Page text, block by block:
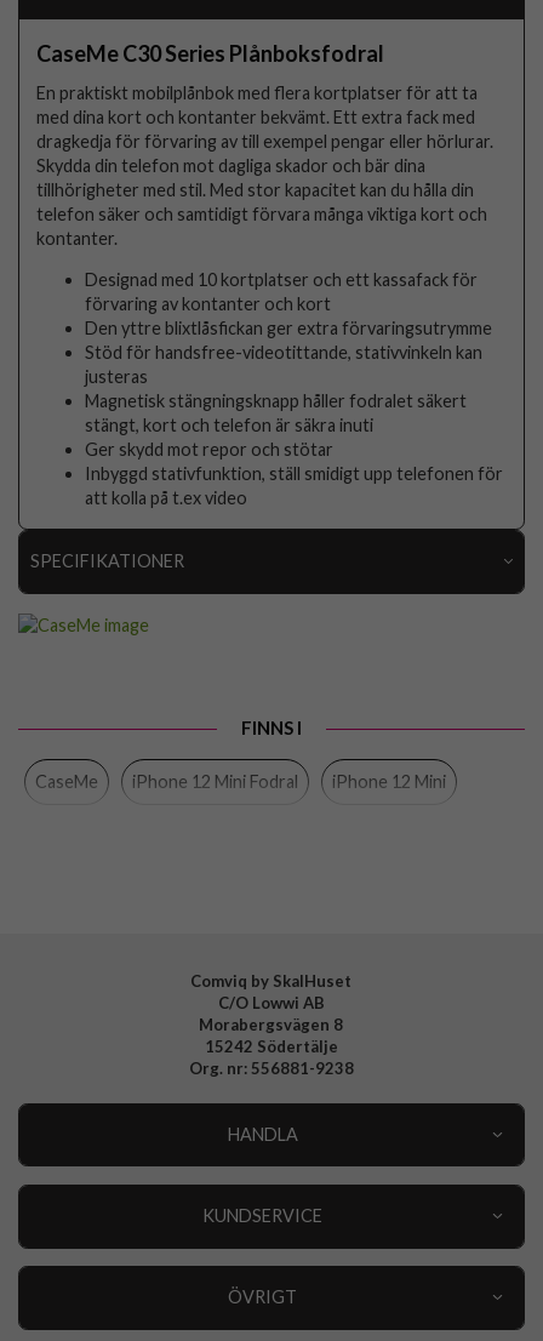
CaseMe C30 Series Plånboksfodral
En praktiskt mobilplånbok med flera kortplatser för att ta
med dina kort och kontanter bekvämt. Ett extra fack med
dragkedja för förvaring av till exempel pengar eller hörlurar.
Skydda din telefon mot dagliga skador och bär dina
tillhörigheter med stil. Med stor kapacitet kan du hålla din
telefon säker och samtidigt förvara många viktiga kort och
kontanter.
Designad med 10 kortplatser och ett kassafack för
förvaring av kontanter och kort
Den yttre blixtlåsfickan ger extra förvaringsutrymme
Stöd för handsfree-videotittande, stativvinkeln kan
justeras
Magnetisk stängningsknapp håller fodralet säkert
stängt, kort och telefon är säkra inuti
Ger skydd mot repor och stötar
Inbyggd stativfunktion, ställ smidigt upp telefonen för
att kolla på t.ex video
SPECIFIKATIONER
Dragkedja, Handrem, Kortfack, Stativfunktion
Färg
FINNS I
CaseMe iPhone 12 Mini Fodral iPhone 12 Mini
Comviq by SkalHuset
C/O Lowwi AB
Morabergsvägen 8
15242 Södertälje
Org. nr: 556881-9238
HANDLA
KUNDSERVICE
ÖVRIGT